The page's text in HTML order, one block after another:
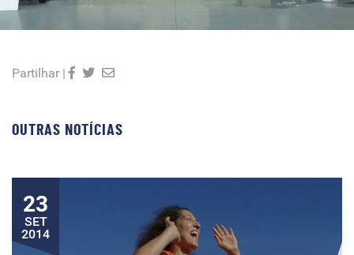
Partilhar |
OUTRAS NOTÍCIAS
23
SET
2014